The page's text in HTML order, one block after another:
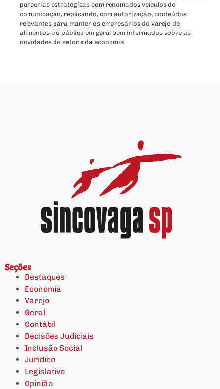
parcerias estratégicas com renomados veículos de
comunicação, replicando, com autorização, conteúdos
relevantes para manter os empresários do varejo de
alimentos e o público em geral bem informados sobre as
novidades do setor e da economia.
Seções
Destaques
Economia
Varejo
Geral
Contábil
Decisões Judiciais
Inclusão Social
Jurídico
Legislativo
Opinião